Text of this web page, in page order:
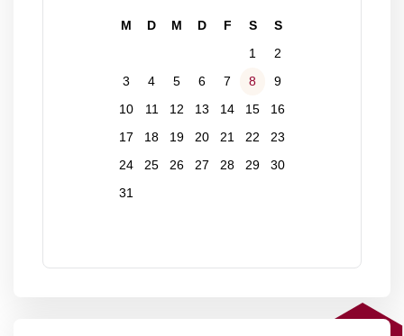
M D M D F S
S
1
2
3
4 5 6 7 8
9
10
11 12 13 14 15
16
17
18 19 20 21 22
23
24
25 26 27 28 29
30
31